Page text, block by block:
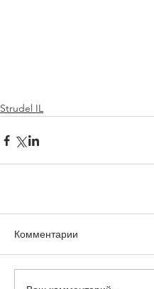
Strudel IL
Комментарии